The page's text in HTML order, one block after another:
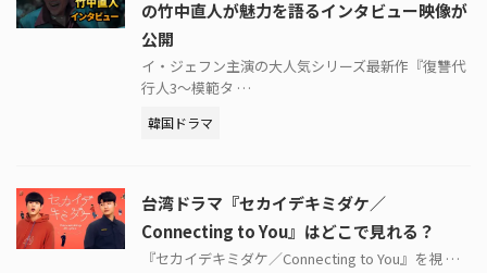
の竹中直人が魅力を語るインタビュー映像が
公開
イ・ジェフン主演の大人気シリーズ最新作『復讐代
行人3～模範タ …
韓国ドラマ
台湾ドラマ『セカイデキミダケ／
Connecting to You』はどこで見れる？
『セカイデキミダケ／Connecting to You』を視 …